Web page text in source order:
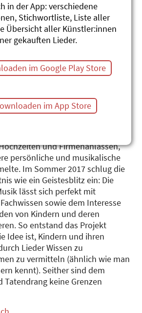
ist Singer-Songwriterin und
von 2015-2021 als
Erste Kompositionsexperimente
Während 10 Jahren
Gesangsunterricht wurden
und Firmenanlässen,
persönliche und musikalische
Im Sommer 2017 schlug die
wie ein Geistesblitz ein: Die
lässt sich perfekt mit
sowie dem Interesse
von Kindern und deren
So entstand das Projekt
Idee ist, Kindern und ihren
Lieder Wissen zu
zu vermitteln (ähnlich wie man
kennt). Seither sind dem
Tatendrang keine Grenzen
in der App: verschiedene
Stichwortliste, Liste aller
Übersicht aller Künstler:innen
gekauften Lieder.
im Google Play Store
im App Store